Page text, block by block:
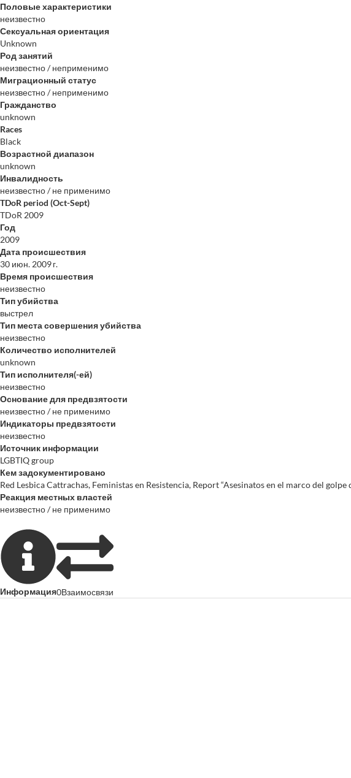
Половые характеристики
неизвестно
Сексуальная ориентация
Unknown
Род занятий
неизвестно / неприменимо
Миграционный статус
неизвестно / неприменимо
Гражданство
unknown
Races
Black
Возрастной диапазон
unknown
Инвалидность
неизвестно / не применимо
TDoR period (Oct-Sept)
TDoR 2009
Год
2009
Дата происшествия
30 июн. 2009 г.
Время происшествия
неизвестно
Тип убийства
выстрел
Тип места совершения убийства
неизвестно
Количество исполнителей
unknown
Тип исполнителя(-ей)
неизвестно
Основание для предвзятости
неизвестно / не применимо
Индикаторы предвзятости
неизвестно
Источник информации
LGBTIQ group
Кем задокументировано
Red Lesbica Cattrachas, Feministas en Resistencia, Report “Asesinatos en el marco del
Реакция местных властей
неизвестно / не применимо
Информация0Взаимосвязи